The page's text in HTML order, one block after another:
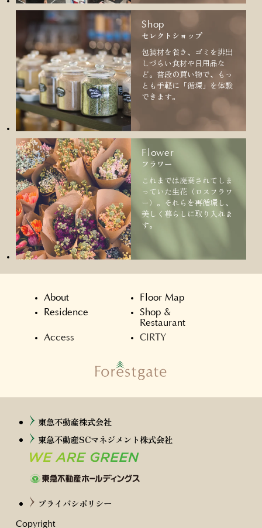
Shop
セレクトショップ
包装材を省き、ゴミを排出
しづらい食材や日用品な
ど。普段の買い物で、もっ
とも手軽に「循環」を体験
できます。
Flower
フラワー
これまでは廃棄されてしま
っていた生花（ロスフラワ
ー）。それらを再循環し、
美しく暮らしに取り入れま
す。
About
Floor Map
Residence
Shop &
Restaurant
Access
CIRTY
東急不動産株式会社
東急不動産SCマネジメント株式会社
プライバシポリシー
Copyright